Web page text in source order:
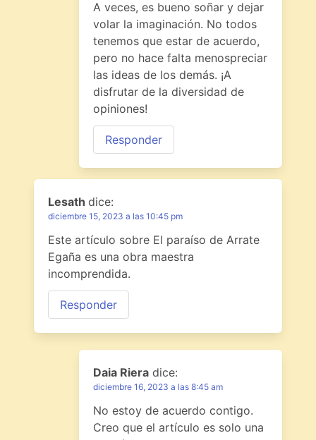
A veces, es bueno soñar y dejar
volar la imaginación. No todos
tenemos que estar de acuerdo,
pero no hace falta menospreciar
las ideas de los demás. ¡A
disfrutar de la diversidad de
opiniones!
Responder
Lesath dice:
diciembre 15, 2023 a las 10:45 pm
Este artículo sobre El paraíso de Arrate
Egaña es una obra maestra
incomprendida.
Responder
Daia Riera dice:
diciembre 16, 2023 a las 8:45 am
No estoy de acuerdo contigo.
Creo que el artículo es solo una